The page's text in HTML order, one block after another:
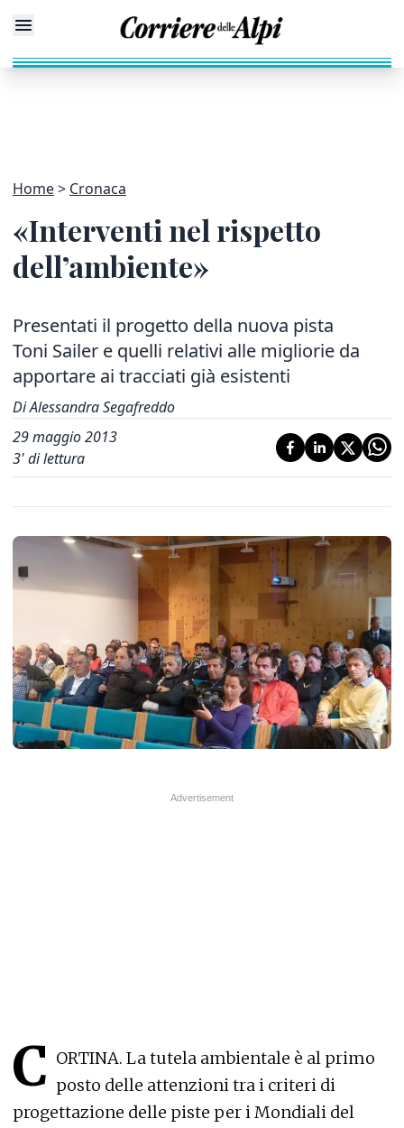
Home Cronaca
«Interventi nel rispetto
dell’ambiente»
Presentati il progetto della nuova pista
Toni Sailer e quelli relativi alle migliorie da
apportare ai tracciati già esistenti
Di Alessandra Segafreddo
29 maggio 2013
3' di lettura
C ORTINA. La tutela ambientale è al primo
posto delle attenzioni tra i criteri di
progettazione delle piste per i Mondiali del